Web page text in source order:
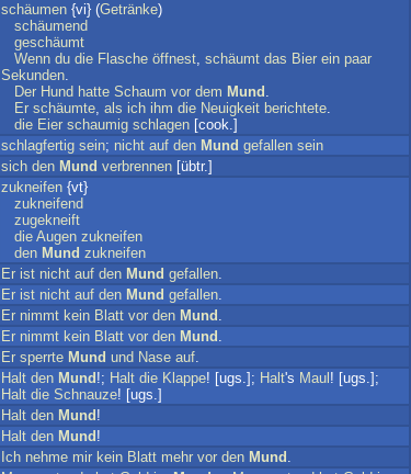
schäumen {vi} (Getränke)
schäumend
geschäumt
Wenn du die Flasche öffnest, schäumt das Bier ein paar
Sekunden.
Der Hund hatte Schaum vor dem Mund .
Er schäumte, als ich ihm die Neuigkeit berichtete.
die Eier schaumig schlagen [cook.]
schlagfertig sein; nicht auf den Mund gefallen sein
sich den Mund verbrennen [übtr.]
zukneifen {vt}
zukneifend
zugekneift
die Augen zukneifen
den Mund zukneifen
Er ist nicht auf den Mund gefallen.
Er ist nicht auf den Mund gefallen.
Er nimmt kein Blatt vor den Mund .
Er nimmt kein Blatt vor den Mund .
Er sperrte Mund und Nase auf.
Halt den Mund !; Halt die Klappe! [ugs.]; Halt's Maul ! [ugs.];
Halt die Schnauze! [ugs.]
Halt den Mund !
Halt den Mund !
Ich nehme mir kein Blatt mehr vor den Mund .